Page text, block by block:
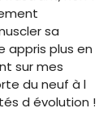
sa
appris plus en
sur mes
du neuf à l
d évolution !